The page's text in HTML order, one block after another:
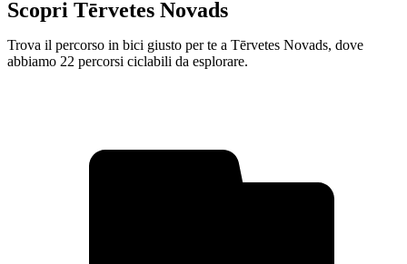
Scopri Tērvetes Novads
Trova il percorso in bici giusto per te a Tērvetes Novads, dove
abbiamo 22 percorsi ciclabili da esplorare.